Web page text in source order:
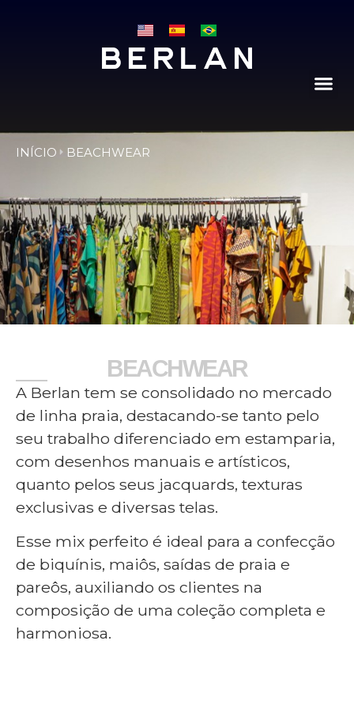
INÍCIO BEACHWEAR
BEACHWEAR
A Berlan tem se consolidado no mercado
de linha praia, destacando-se tanto pelo
seu trabalho diferenciado em estamparia,
com desenhos manuais e artísticos,
quanto pelos seus jacquards, texturas
exclusivas e diversas telas.
Esse mix perfeito é ideal para a confecção
de biquínis, maiôs, saídas de praia e
pareôs, auxiliando os clientes na
composição de uma coleção completa e
harmoniosa.